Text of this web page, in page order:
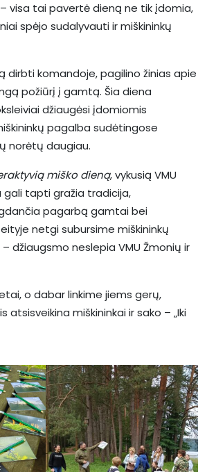
visa tai pavertė dieną ne tik įdomia,
spėjo sudalyvauti ir miškininkų
dirbti komandoje, pagilino žinias apie
požiūrį į gamtą. Šia diena
džiaugėsi įdomiomis
pagalba sudėtingose
norėtų daugiau.
miško dieną, vykusią VMU
gali tapti gražia tradicija,
pagarbą gamtai bei
netgi subursime miškininkų
džiaugsmo neslepia VMU Žmonių ir
o dabar linkime jiems gerų,
miškininkai ir sako – „Iki